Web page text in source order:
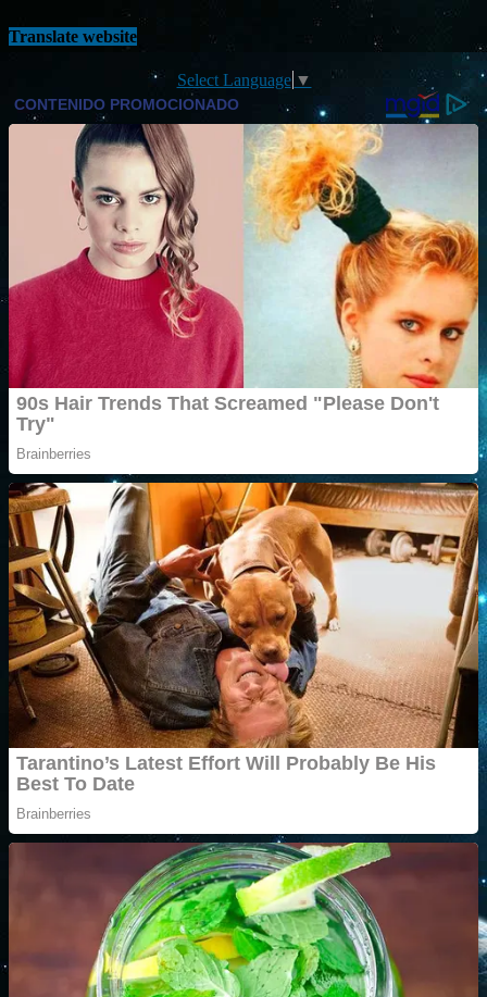
Translate website
Select Language ▼